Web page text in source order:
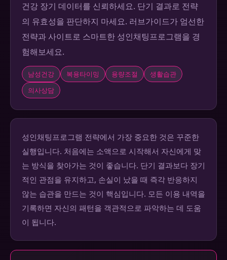
건강 장기 데이터를 신뢰하세요. 단기 결과로 전략
의 유효성을 판단하지 마세요. 러브가이드가 엄선한
전략과 사이트로 스마트한 성인채팅프로그램을 경
험해보세요.
남성건강 복용타이밍 용량조절
생활습관
의사상담
성인채팅프로그램 전략에서 가장 중요한 것은 꾸준한
실행입니다. 처음에는 소액으로 시작해서 자신에게 맞
는 방식을 찾아가는 것이 좋습니다. 단기 결과보다 장기
적인 관점을 유지하고, 손실이 났을 때 즉각 반응하지
않는 습관을 만드는 것이 핵심입니다. 모든 이용 내역을
기록하면 자신의 패턴을 객관적으로 파악하는 데 도움
이 됩니다.